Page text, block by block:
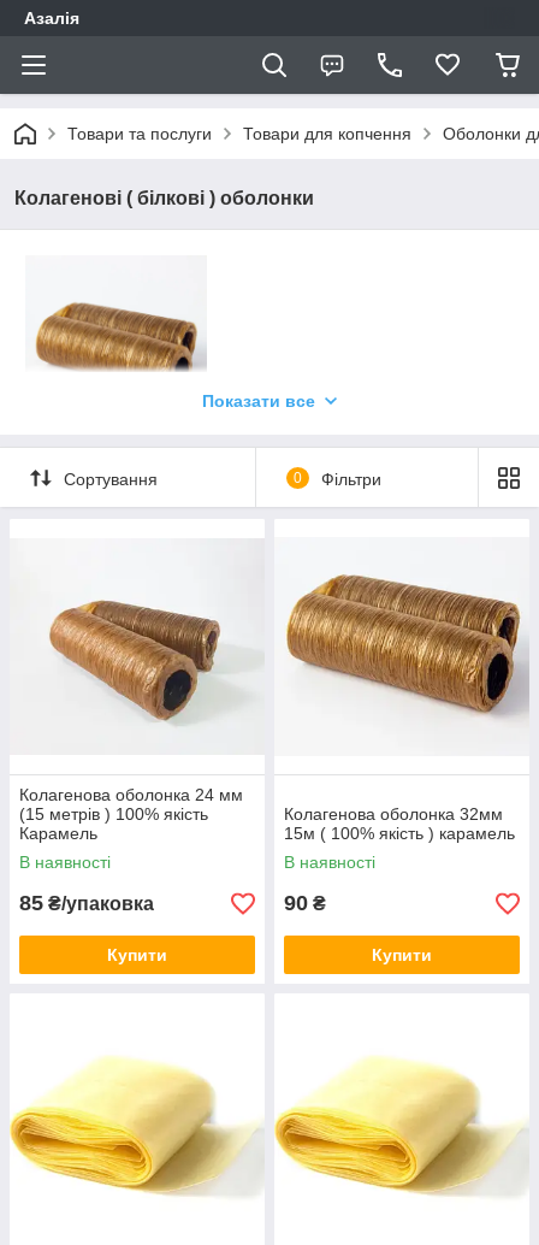
Азалія
Товари та послуги Товари для копчення Оболонки
Колагенові ( білкові ) оболонки
Колагенова оболонка для домашньої
ковбаси, ковбасок, сосисок в магазині
фасування можна в нашому інтернет-магазині
azaleakr.com.ua . Всі надані товари високої якості та
перевірені не тільки сотнями покупців, а й сертифіковані.
Якщо хочете отримати гарний продукт за адекватну ціну —
Ви потрапили в правильний каталог.
Показати все
Сортування 0 Фільтри
Колагенова оболонка 24 мм
(15 метрів ) 100% якість
Карамель
В наявності
85 ₴/упаковка
Купити
Колагенова оболонка 32мм
15м ( 100% якість ) карамель
В наявності
90 ₴
Купити